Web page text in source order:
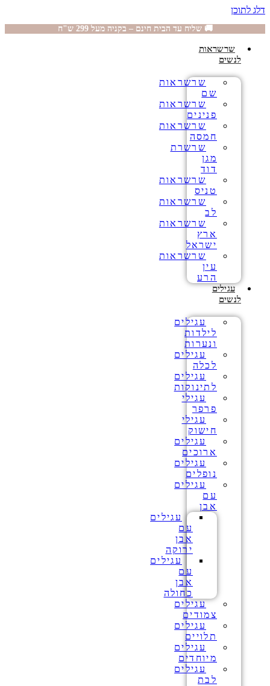
דלג לתוכן
🚚 שליח עד הבית חינם – בקניה מעל 299 ש"ח
שרשראות
לנשים
שרשראות
שם
שרשראות
פנינים
שרשראות
חמסה
שרשרת
מגן
דוד
שרשראות
טניס
שרשראות
לב
שרשראות
ארץ
ישראל
שרשראות
עין
הרע
עגילים
לנשים
עגילים
לילדות
ונערות
עגילים
לכלה
עגילים
לתינוקות
עגילי
פרפר
עגילי
חישוק
עגילים
ארוכים
עגילים
נופלים
עגילים
עם
אבן
עגילים
עם
אבן
ירוקה
עגילים
עם
אבן
כחולה
עגילים
צמודים
עגילים
תלויים
עגילים
מיוחדים
עגילים
לבת